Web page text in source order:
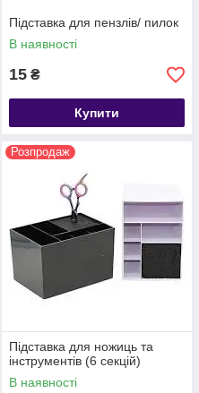
Підставка для пензлів/ пилок
В наявності
15 ₴
Купити
Розпродаж
Підставка для ножиць та
інструментів (6 секцій)
В наявності